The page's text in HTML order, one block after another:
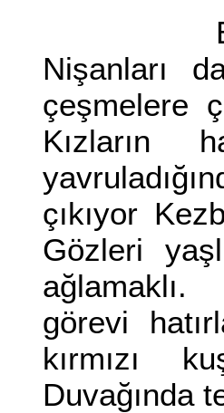
Erkek
Nişanları
çeşmelere
Kızların
çıkıyor
Gözleri
ağlamaklı.
görevi
kırmızı
Duvağında